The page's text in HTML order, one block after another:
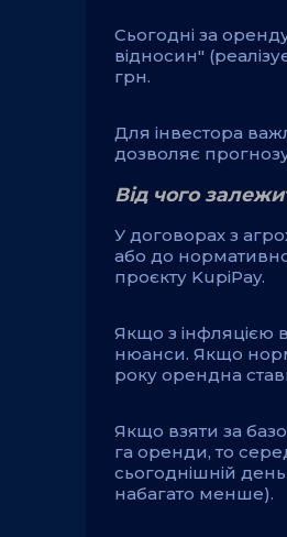
Сьогодні за
відносин"
грн.
Для інвестора
дозволяє
Від чого
У договорах з
або до
проєкту KupiPay.
Якщо з інфляцією
нюанси. Якщо
року орендна
Якщо взяти за
га оренди, то
сьогоднішній день
набагато менше).